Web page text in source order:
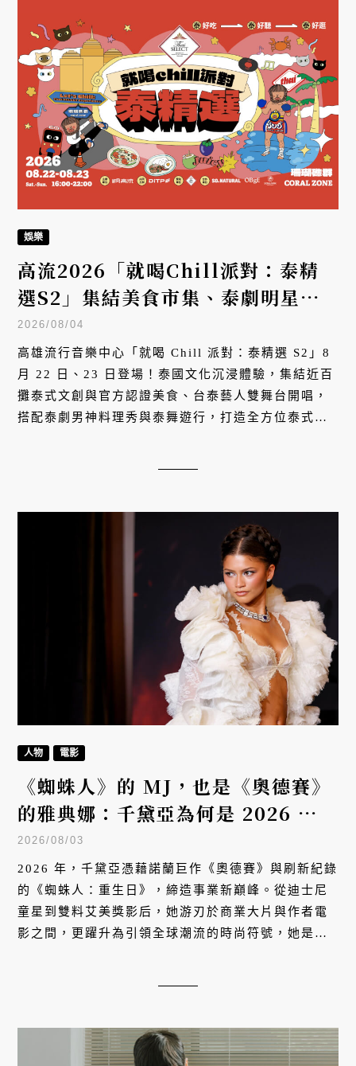
娛樂
高流2026「就喝Chill派對：泰精
選S2」集結美食市集、泰劇明星打
造沉浸式文化盛宴
2026/08/04
高雄流行音樂中心「就喝 Chill 派對：泰精選 S2」8
月 22 日、23 日登場！泰國文化沉浸體驗，集結近百
攤泰式文創與官方認證美食、台泰藝人雙舞台開唱，
搭配泰劇男神料理秀與泰舞遊行，打造全方位泰式嘉
人物 電影
《蜘蛛人》的 MJ，也是《奧德賽》
的雅典娜：千黛亞為何是 2026 年最
耀眼的好萊塢女星？
2026/08/03
2026 年，千黛亞憑藉諾蘭巨作《奧德賽》與刷新紀錄
的《蜘蛛人：重生日》，締造事業新巔峰。從迪士尼
童星到雙料艾美獎影后，她游刃於商業大片與作者電
影之間，更躍升為引領全球潮流的時尚符號，她是如